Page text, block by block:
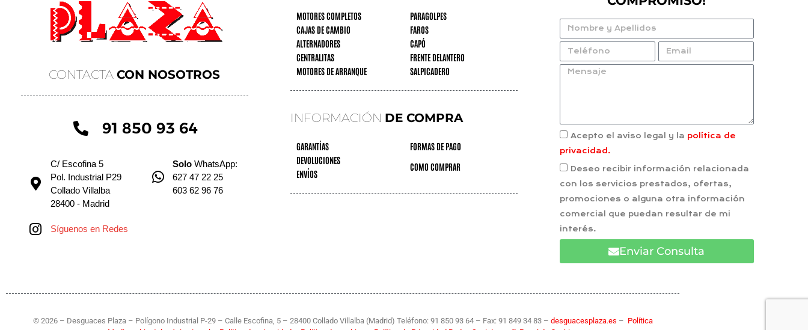
CONTACTACON NOSOTROS
91 850 93 64
C/ Escofina 5
Pol. Industrial P29
Collado Villalba
28400 - Madrid
Solo WhatsApp:
627 47 22 25
603 62 96 76
Síguenos en Redes
MOTORES COMPLETOS
CAJAS DE CAMBIO
ALTERNADORES
CENTRALITAS
MOTORES DE ARRANQUE
PARAGOLPES
FAROS
CAPÓ
FRENTE DELANTERO
SALPICADERO
INFORMACIÓN DE COMPRA
GARANTÍAS
DEVOLUCIONES
ENVÍOS
FORMAS DE PAGO
COMO COMPRAR
Acepto el aviso legal y la política de
privacidad.
Deseo recibir información relacionada
con los servicios prestados, ofertas,
promociones o alguna otra información
comercial que puedan resultar de mi
interés.
Enviar Consulta
© 2026 – Desguaces Plaza – Polígono Industrial P-29 – Calle Escofina, 5 – 28400 Collado Villalba (Madrid) Teléfono: 91 850 93 64 – Fax: 91 849 34 83 – desguacesplaza.es – Política